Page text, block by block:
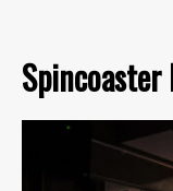
Spincoaster